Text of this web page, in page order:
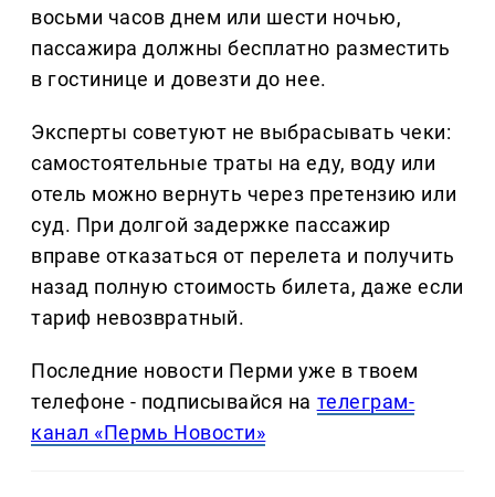
восьми часов днем или шести ночью,
пассажира должны бесплатно разместить
в гостинице и довезти до нее.
Эксперты советуют не выбрасывать чеки:
самостоятельные траты на еду, воду или
отель можно вернуть через претензию или
суд. При долгой задержке пассажир
вправе отказаться от перелета и получить
назад полную стоимость билета, даже если
тариф невозвратный.
Последние новости Перми уже в твоем
телефоне - подписывайся на телеграм-
канал «Пермь Новости»